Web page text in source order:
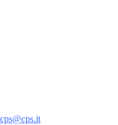
cps@cps.it